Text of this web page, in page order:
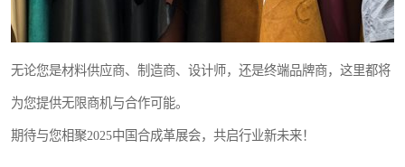
无论您是材料供应商、制造商、设计师，还是终端品牌商，这里都将
为您提供无限商机与合作可能。
期待与您相聚2025中国合成革展会，共启行业新未来！